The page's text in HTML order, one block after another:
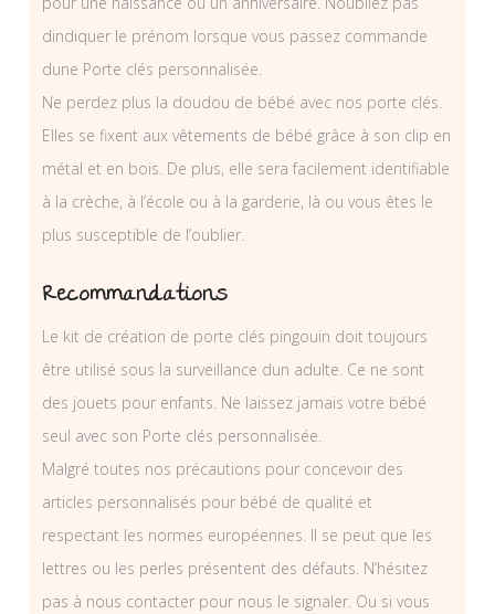
dindiquer le prénom lorsque vous passez commande
dune Porte clés personnalisée.
Ne perdez plus la doudou de bébé avec nos porte clés.
Elles se fixent aux vêtements de bébé grâce à son clip en
métal et en bois. De plus, elle sera facilement identifiable
à la crèche, à l’école ou à la garderie, là ou vous êtes le
plus susceptible de l’oublier.
Recommandations
Le kit de création de porte clés pingouin doit toujours
être utilisé sous la surveillance dun adulte. Ce ne sont
des jouets pour enfants. Ne laissez jamais votre bébé
seul avec son Porte clés personnalisée.
Malgré toutes nos précautions pour concevoir des
articles personnalisés pour bébé de qualité et
respectant les normes européennes. Il se peut que les
lettres ou les perles présentent des défauts. N’hésitez
pas à nous contacter pour nous le signaler. Ou si vous